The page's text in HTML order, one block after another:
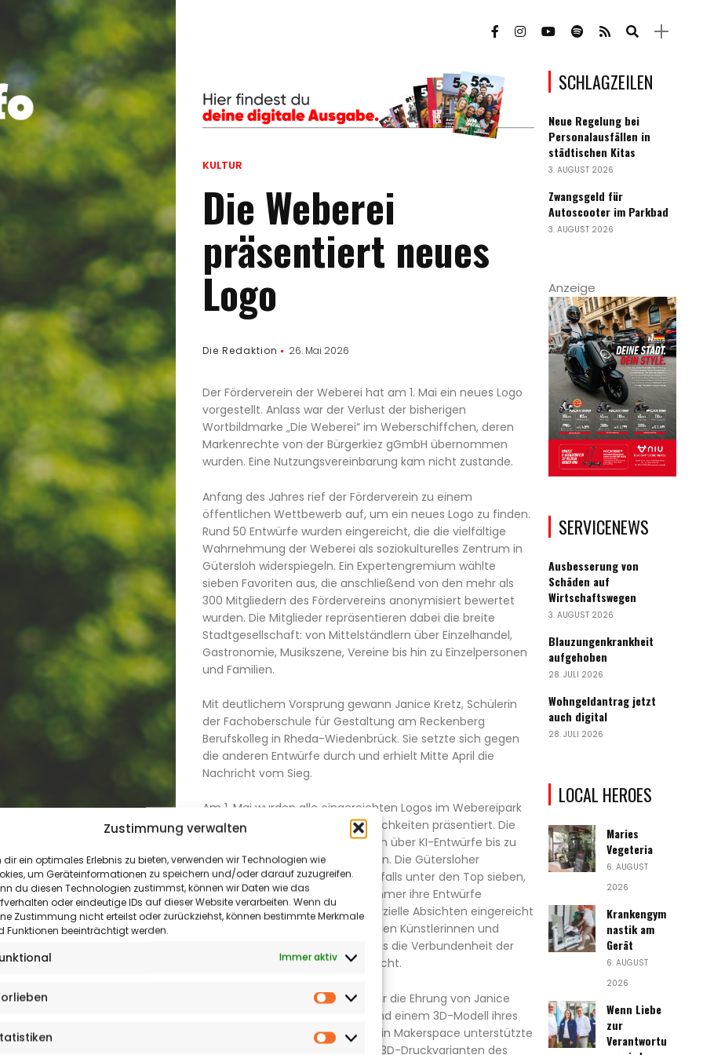
Zustimmung verwalten
dir ein optimales Erlebnis zu bieten, verwenden wir Technologien wie
um Geräteinformationen zu speichern und/oder darauf zuzugreifen.
du diesen Technologien zustimmst, können wir Daten wie das
oder eindeutige IDs auf dieser Website verarbeiten. Wenn du
Zustimmung nicht erteilst oder zurückziehst, können bestimmte Merkmale
Funktionen beeinträchtigt werden.
Immer aktiv
Vorlieben
Statistiken
Aktuelles
&
Termine
Kultur
&
Sonderthemen
KULTUR
Die Weberei
präsentiert neues
Logo
Die Redaktion 26. Mai 2026
Der Förderverein der Weberei hat am 1. Mai ein neues Logo
vorgestellt. Anlass war der Verlust der bisherigen
Wortbildmarke „Die Weberei“ im Weberschiffchen, deren
Markenrechte von der Bürgerkiez gGmbH übernommen
wurden. Eine Nutzungsvereinbarung kam nicht zustande.
Anfang des Jahres rief der Förderverein zu einem
öffentlichen Wettbewerb auf, um ein neues Logo zu finden.
Rund 50 Entwürfe wurden eingereicht, die die vielfältige
Wahrnehmung der Weberei als soziokulturelles Zentrum in
Gütersloh widerspiegeln. Ein Expertengremium wählte
sieben Favoriten aus, die anschließend von den mehr als
300 Mitgliedern des Fördervereins anonymisiert bewertet
wurden. Die Mitglieder repräsentieren dabei die breite
Stadtgesellschaft: von Mittelständlern über Einzelhandel,
Gastronomie, Musikszene, Vereine bis hin zu Einzelpersonen
und Familien.
Mit deutlichem Vorsprung gewann Janice Kretz, Schülerin
der Fachoberschule für Gestaltung am Reckenberg
Berufskolleg in Rheda-Wiedenbrück. Sie setzte sich gegen
die anderen Entwürfe durch und erhielt Mitte April die
Nachricht vom Sieg.
Am 1. Mai wurden alle eingereichten Logos im Webereipark
während eines Marktes der Möglichkeiten präsentiert. Die
Vielfalt reichte von Bleistiftskizzen über KI-Entwürfe bis zu
grafisch anspruchsvollen Arbeiten. Die Gütersloher
Grafikerin Carolin Lewecke, ebenfalls unter den Top sieben,
erinnerte daran, dass alle Teilnehmer ihre Entwürfe
ehrenamtlich und ohne kommerzielle Absichten eingereicht
haben. Der Förderverein dankt allen Künstlerinnen und
Künstlern für ihr Engagement, das die Verbundenheit der
Stadt mit der Weberei unterstreicht.
Höhepunkt der Veranstaltung war die Ehrung von Janice
Kretz, die mit Applaus, Blumen und einem 3D-Modell ihres
Logos gewürdigt wurde. Der Verein Makerspace unterstützte
die Präsentation mit vielfältigen 3D-Druckvarianten des
SCHLAGZEILEN
Neue Regelung bei
Personalausfällen in
städtischen Kitas
3. AUGUST 2026
Zwangsgeld für
Autoscooter im Parkbad
3. AUGUST 2026
Anzeige
SERVICENEWS
Ausbesserung von
Schäden auf
Wirtschaftswegen
3. AUGUST 2026
Blauzungenkrankheit
aufgehoben
28. JULI 2026
Wohngeldantrag jetzt
auch digital
28. JULI 2026
LOCAL HEROES
Maries
Vegeteria
6. AUGUST
2026
Krankengym
nastik am
Gerät
6. AUGUST
2026
Wenn Liebe
zur
Verantwortu